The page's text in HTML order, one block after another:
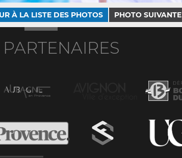
À LA LISTE DES PHOTOS PHOTO SUIVANTE